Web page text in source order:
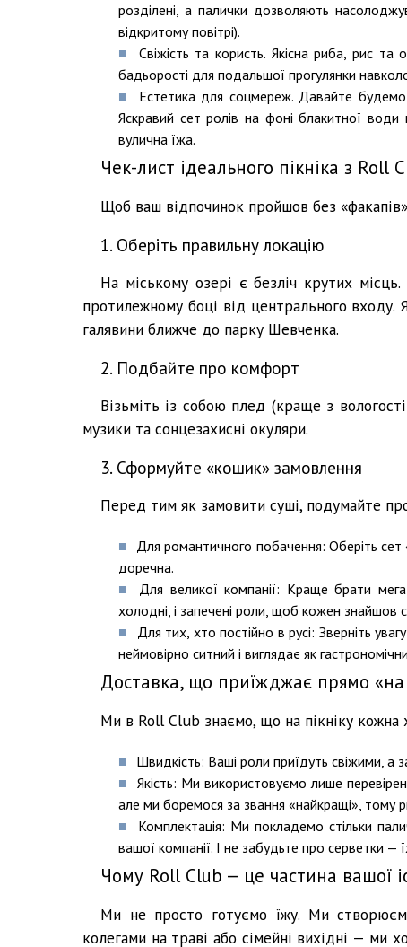
розділені, а палички дозволяють
відкритому повітрі).
Свіжість та користь. Якісна риба, рис
бадьорості для подальшої прогулянки
Естетика для соцмереж. Давайте
Яскравий сет ролів на фоні блакитної
вулична їжа.
Чек-лист ідеального пікніка з Roll
Щоб ваш відпочинок пройшов без
1. Оберіть правильну локацію
На міському озері є безліч крутих
протилежному боці від центрального
галявини ближче до парку Шевченка.
2. Подбайте про комфорт
Візьміть із собою плед (краще з
музики та сонцезахисні окуляри.
3. Сформуйте «кошик» замовлення
Перед тим як замовити суші, подумайте
Для романтичного побачення: Оберіть
доречна.
Для великої компанії: Краще брати
холодні, і запечені роли, щоб кожен знайшов
Для тих, хто постійно в русі: Зверніть
неймовірно ситний і виглядає як
Доставка, що приїжджає прямо «на
Ми в Roll Club знаємо, що на пікніку кожна
Швидкість: Ваші роли приїдуть свіжими, а
Якість: Ми використовуємо лише
але ми боремося за звання «найкращі», тому
Комплектація: Ми покладемо стільки
вашої компанії. І не забудьте про серветки —
Чому Roll Club — це частина вашої
Ми не просто готуємо їжу. Ми
колегами на траві або сімейні вихідні — ми